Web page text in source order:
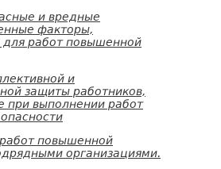
и вредные
факторы,
для работ повышенной
и
защиты работников,
при выполнении работ
повышенной
организациями.